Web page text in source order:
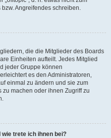
Angreifendes schreiben.
die die Mitglieder des Boards
Einheiten aufteilt. Jedes Mitglied
jeder Gruppe können
es den Administratoren,
einmal zu ändern und sie zum
machen oder ihnen Zugriff zu
trete ich ihnen bei?